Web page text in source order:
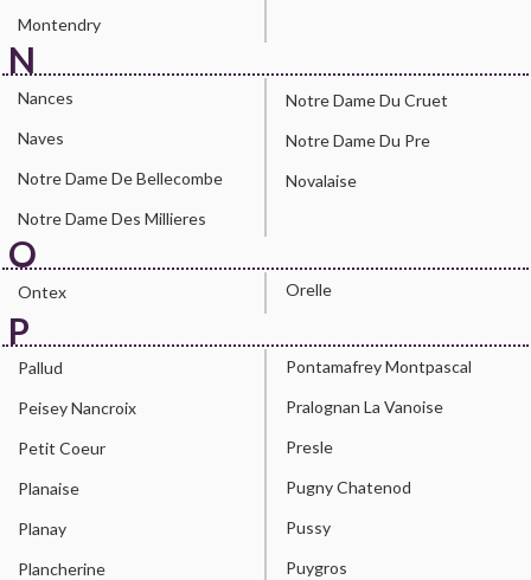
Montendry
N
Nances
Naves
Notre Dame De Bellecombe
Notre Dame Des Millieres
Notre Dame Du Cruet
Notre Dame Du Pre
Novalaise
O
Ontex Orelle
P
Pallud
Peisey Nancroix
Petit Coeur
Planaise
Planay
Plancherine
Pontamafrey Montpascal
Pralognan La Vanoise
Presle
Pugny Chatenod
Pussy
Puygros